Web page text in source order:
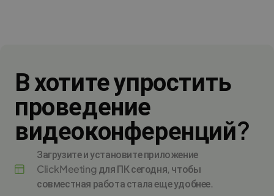
В хотите упростить
проведение
видеоконференций?
Загрузите и установите приложение
ClickMeeting для ПК сегодня, чтобы
совместная работа стала еще удобнее.